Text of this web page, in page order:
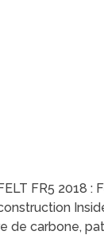
FR5 2018
de carbone,